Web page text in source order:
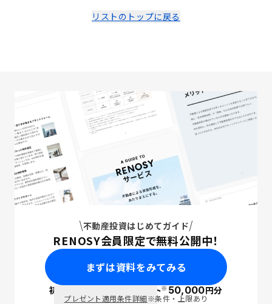
リストのトップに戻る
不動産投資はじめてガイド
RENOSY会員限定で無料公開中！
まずは資料をみてみる
初回面談で ポイント※50,000円分
プレゼント適用条件詳細※条件・上限あり